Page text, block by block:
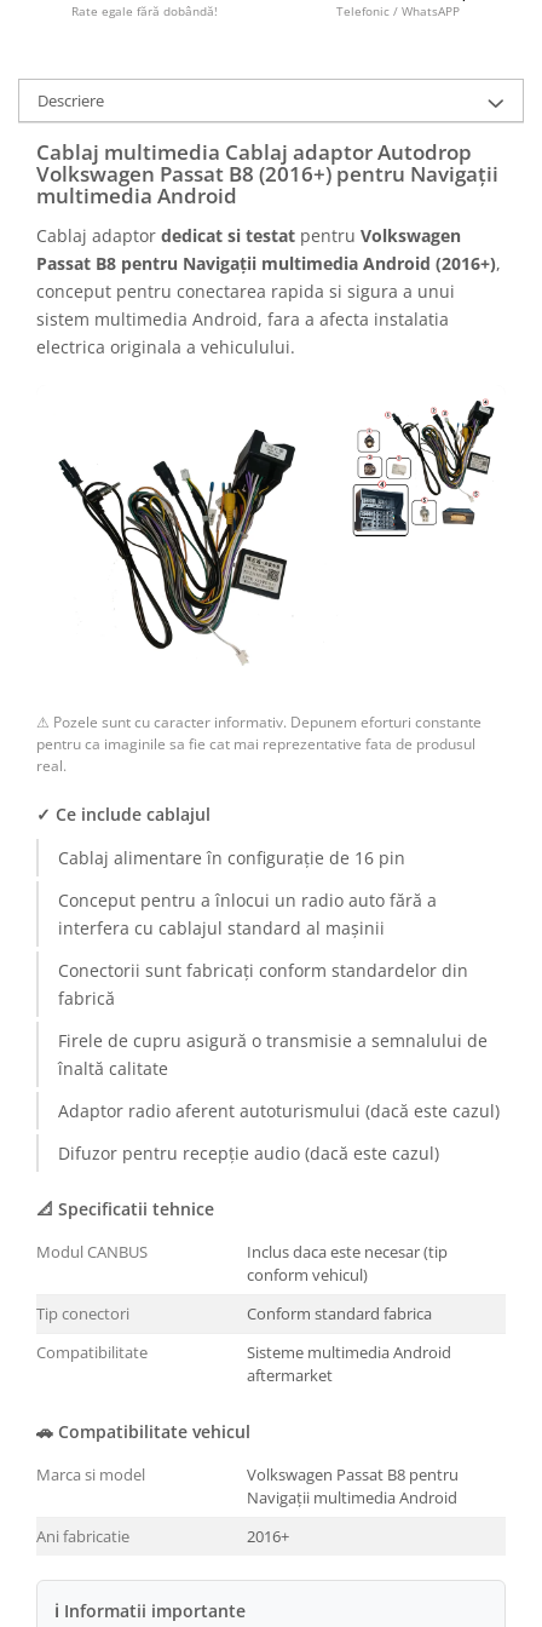
Camere marșarier auto
Camere Skoda
Camere Volkswagen
Camere Mercedes Benz
Camere Audi
Camere BMW
Camere Opel
Camere Iveco
Camere Renault
Camere Peugeot
Camere înregistrare trafic
Accesorii multimedia
Conectică Auto
Conectică Auto
Conectică Audi
Conectică BMW
Conectică Volkswagen
Conectică Renault
Rate egale fără dobândă! Telefonic / WhatsAPP
Descriere
Cablaj multimedia Cablaj adaptor Autodrop
Volkswagen Passat B8 (2016+) pentru Navigații
multimedia Android
Cablaj adaptor dedicat si testat pentru Volkswagen
Passat B8 pentru Navigații multimedia Android (2016+),
conceput pentru conectarea rapida si sigura a unui
sistem multimedia Android, fara a afecta instalatia
electrica originala a vehiculului.
⚠ Pozele sunt cu caracter informativ. Depunem eforturi constante
pentru ca imaginile sa fie cat mai reprezentative fata de produsul
real.
✓ Ce include cablajul
Cablaj alimentare în configurație de 16 pin
Conceput pentru a înlocui un radio auto fără a
interfera cu cablajul standard al mașinii
Conectorii sunt fabricați conform standardelor din
fabrică
Firele de cupru asigură o transmisie a semnalului de
înaltă calitate
Adaptor radio aferent autoturismului (dacă este cazul)
Difuzor pentru recepție audio (dacă este cazul)
📐 Specificatii tehnice
Modul CANBUS
Inclus daca este necesar (tip
conform vehicul)
Tip conectori
Conform standard fabrica
Compatibilitate
Sisteme multimedia Android
aftermarket
🚗 Compatibilitate vehicul
Marca si model
Volkswagen Passat B8 pentru
Navigații multimedia Android
Ani fabricatie
2016+
ℹ Informatii importante